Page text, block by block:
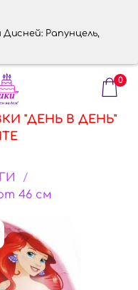
Дисней: Рапунцель,
0
"ДЕНЬ В ДЕНЬ"
46 см